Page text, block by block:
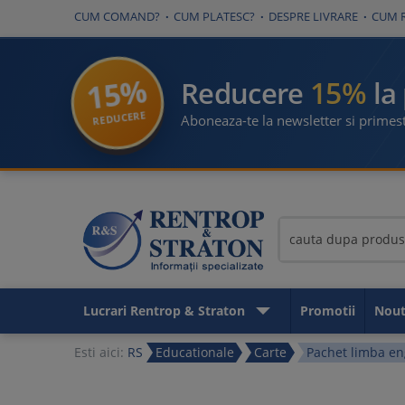
CUM COMAND? CUM PLATESC? DESPRE LIVRARE CUM
15%
REDUCERE
Reducere 15%
Aboneaza-te la newsletter si
Lucrari Rentrop & Straton Promotii
Esti aici: RS Educationale Carte Pachet limba